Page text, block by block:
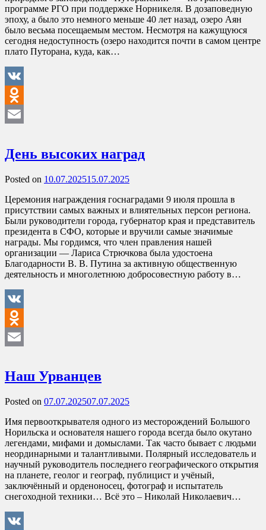
программе РГО при поддержке Норникеля. В дозаповедную
эпоху, а было это немного меньше 40 лет назад, озеро Аян
было весьма посещаемым местом. Несмотря на кажущуюся
сегодня недоступность (озеро находится почти в самом центре
плато Путорана, куда, как…
VK
Odnoklassniki
День высоких наград
Posted on 10.07.202515.07.2025
Церемония награждения госнаградами 9 июля прошла в
присутствии самых важных и влиятельных персон региона.
Были руководители города, губернатор края и представитель
президента в СФО, которые и вручили самые значимые
награды. Мы гордимся, что член правления нашей
организации — Лариса Стрючкова была удостоена
Благодарности В. В. Путина за активную общественную
деятельность и многолетнюю добросовестную работу в…
VK
Odnoklassniki
Наш Урванцев
Posted on 07.07.202507.07.2025
Имя первооткрывателя одного из месторождений Большого
Норильска и основателя нашего города всегда было окутано
легендами, мифами и домыслами. Так часто бывает с людьми
неординарными и талантливыми. Полярный исследователь и
научный руководитель последнего географического открытия
на планете, геолог и географ, публицист и учёный,
заключённый и орденоносец, фотограф и испытатель
снегоходной техники… Всё это – Николай Николаевич…